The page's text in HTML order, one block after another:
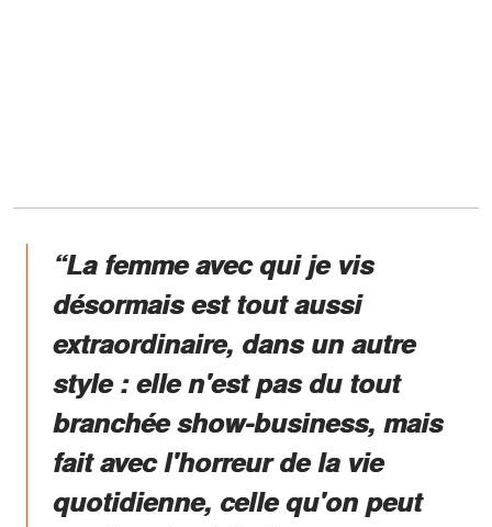
“La femme avec qui je vis
désormais est tout aussi
extraordinaire, dans un autre
style : elle n'est pas du tout
branchée show-business, mais
fait avec l'horreur de la vie
quotidienne, celle qu'on peut